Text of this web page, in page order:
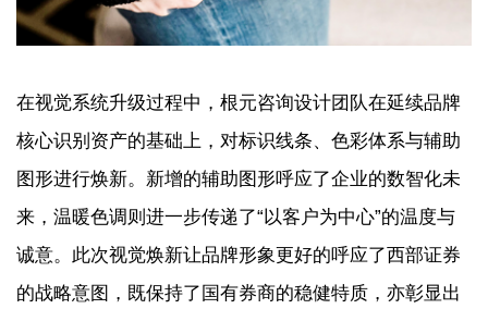
在视觉系统升级过程中，根元咨询设计团队在延续品牌
核心识别资产的基础上，对标识线条、色彩体系与辅助
图形进行焕新。新增的辅助图形呼应了企业的数智化未
来，温暖色调则进一步传递了“以客户为中心”的温度与
诚意。此次视觉焕新让品牌形象更好的呼应了西部证券
的战略意图，既保持了国有券商的稳健特质，亦彰显出